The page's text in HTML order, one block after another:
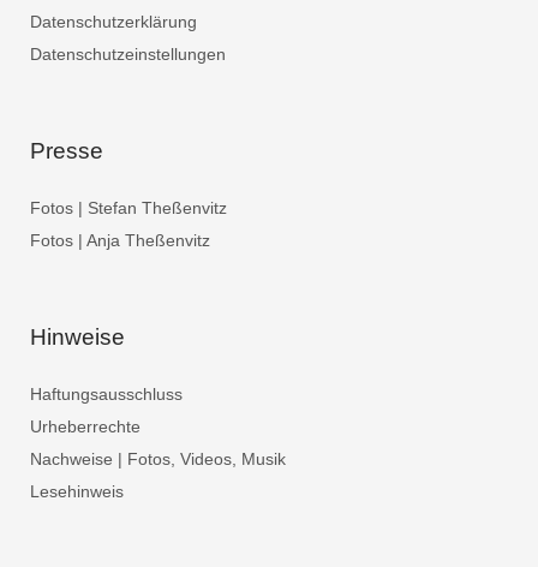
Datenschutzerklärung
Datenschutzeinstellungen
Presse
Fotos | Stefan Theßenvitz
Fotos | Anja Theßenvitz
Hinweise
Haftungsausschluss
Urheberrechte
Nachweise | Fotos, Videos, Musik
Lesehinweis